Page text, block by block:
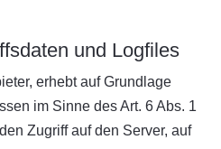
und Logfiles
erhebt auf Grundlage
im Sinne des Art. 6 Abs. 1
Zugriff auf den Server, auf